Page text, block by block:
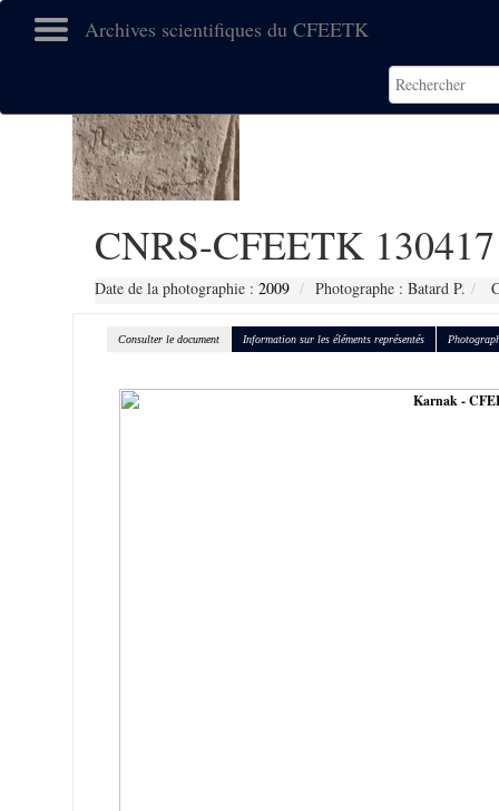
Archives scientifiques du CFEETK
CNRS-CFEETK 130417
Date de la photographie : 2009 Photographe : Batard P.
Consulter le document Information sur les éléments représentés